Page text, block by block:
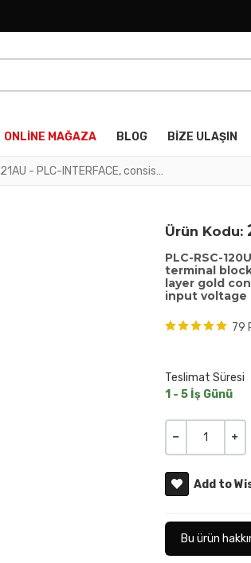
ONLINE MAĞAZA BLOG BIZE ULAŞIN
PLC-RSC-120UC/21AU - PLC-INTERFACE, consisting of PLC-BSC.../21 basic terminal block with screw connection and plug-in miniature relay with multi-layer gold contact, for mounting on DIN rail NS 35/7,5, 1 changeover contact, input voltage 120 V AC/110 V DC
Ürün Kodu:
PLC-RSC-
terminal
layer gold
input voltage
79
Teslimat Süresi
1 - 5 İş Günü
Add to
Bu ürün